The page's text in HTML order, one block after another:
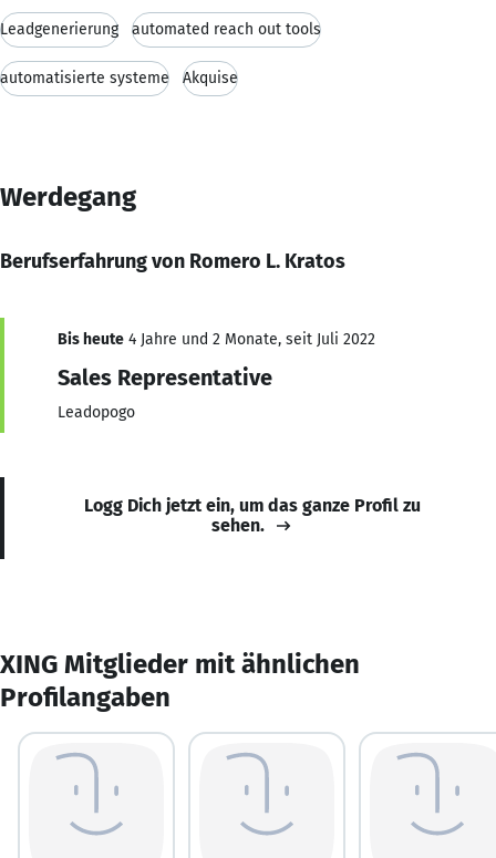
Leadgenerierung automated reach out tools
automatisierte systeme Akquise
Werdegang
Berufserfahrung von Romero L. Kratos
Bis heute 4 Jahre und 2 Monate, seit Juli 2022
Sales Representative
Leadopogo
Logg Dich jetzt ein, um das ganze Profil zu
sehen.
XING Mitglieder mit ähnlichen
Profilangaben